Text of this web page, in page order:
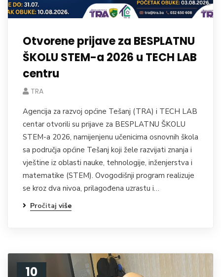
Otvorene prijave za BESPLATNU
ŠKOLU STEM-a 2026 u TECH LAB
centru
TRA
Agencija za razvoj općine Tešanj (TRA) i TECH LAB
centar otvorili su prijave za BESPLATNU ŠKOLU
STEM-a 2026, namijenjenu učenicima osnovnih škola
sa područja općine Tešanj koji žele razvijati znanja i
vještine iz oblasti nauke, tehnologije, inženjerstva i
matematike (STEM). Ovogodišnji program realizuje
se kroz dva nivoa, prilagođena uzrastu i…
Pročitaj više
10